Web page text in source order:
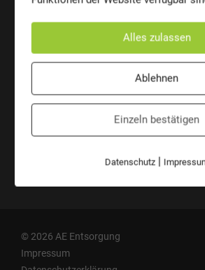
Fax:+43 2266 66 190 26
office@ae-entsorgung.eu
ÜBERSICHT
Mülltonne
© 2026 AE Entsorgung
Impressum
Alles zulassen
Ablehnen
Einzeln bestätigen
Datenschutz|